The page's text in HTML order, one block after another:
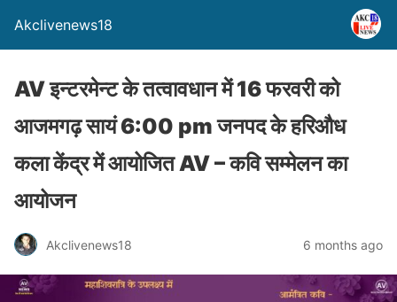
Akclivenews18
AV इन्टरमेन्ट के तत्वावधान में 16 फरवरी को
आजमगढ़ सायं 6:00 pm जनपद के हरिऔध
कला केंद्र में आयोजित AV – कवि सम्मेलन का
आयोजन
Akclivenews18 6 months ago